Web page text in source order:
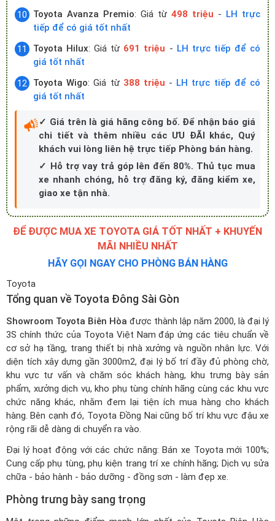
Toyota Avanza Premio: Giá từ 498 triệu - LH trực
tiếp để có giá tốt nhất
Toyota Hilux: Giá từ 691 triệu - LH trực tiếp để có
giá tốt nhất
Toyota Wigo: Giá từ 388 triệu - LH trực tiếp để có
giá tốt nhất
✓ Giá trên là giá hãng công bố. Để nhận báo giá
chi tiết và thêm nhiều các ƯU ĐÃI khác, Quý
khách vui lòng liên hệ trực tiếp Phòng bán hàng.
✓ Hỗ trợ vay trả góp lên đến 80%. Thủ tục mua
xe nhanh chóng, hỗ trợ đăng ký, đăng kiểm xe,
giao xe tận nhà.
ĐỂ ĐƯỢC MUA XE TOYOTA GIÁ TỐT NHẤT + KHUYẾN
MÃI NHIỀU NHẤT
HÃY GỌI NGAY CHO PHÒNG BÁN HÀNG
Toyota
Tổng quan về Toyota Đông Sài Gòn
Showroom Toyota Biên Hòa được thành lập năm 2000, là đại lý
3S chính thức của Toyota Việt Nam đáp ứng các tiêu chuẩn về
cơ sở hạ tầng, trang thiết bị nhà xưởng và nguồn nhân lực. Với
diện tích xây dựng gần 3000m2, đại lý bố trí đầy đủ phòng chờ,
khu vực tư vấn và chăm sóc khách hàng, khu trưng bày sản
phẩm, xưởng dịch vụ, kho phụ tùng chính hãng cùng các khu vực
chức năng khác, nhằm đem lại tiện ích mua hàng cho khách
hàng. Bên cạnh đó, Toyota Đồng Nai cũng bố trí khu vực đậu xe
rộng rãi dễ dàng di chuyển ra vào.
Đại lý hoạt động với các chức năng: Bán xe Toyota mới 100%;
Cung cấp phụ tùng, phụ kiện trang trí xe chính hãng; Dịch vụ sửa
chữa - bảo hành - bảo dưỡng - đồng sơn - làm đẹp xe.
Phòng trưng bày sang trọng